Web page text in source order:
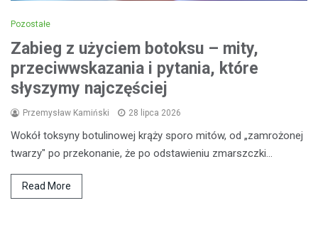
Pozostałe
Zabieg z użyciem botoksu – mity,
przeciwwskazania i pytania, które
słyszymy najczęściej
Przemysław Kamiński 28 lipca 2026
Wokół toksyny botulinowej krąży sporo mitów, od „zamrożonej
twarzy" po przekonanie, że po odstawieniu zmarszczki…
Read More